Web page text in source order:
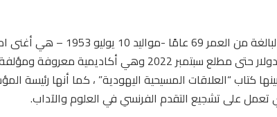
الفرنسية فرانسواز بيتنكور مايرز – البالغة من العمر 69 عامًا
العالم بصافي ثروة بلغ 70.4 مليار دولار حتى مطلع سبتمبر 2022 وهي
كتاب “العلاقات المسيحية اليهودية” ، كما أنها رئيسة
تعمل على تشجيع التقدم الفرنسي في العلوم والآداب.